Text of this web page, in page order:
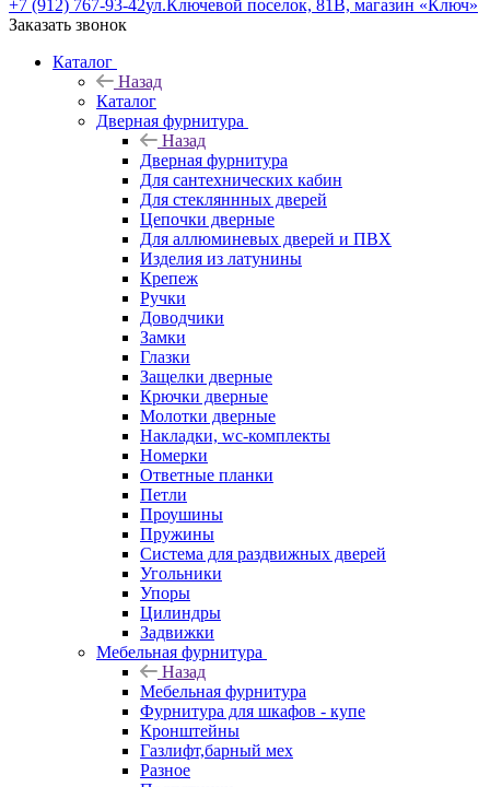
+7 (912) 767-93-42ул.Ключевой поселок, 81В, магазин «Ключ»
Заказать звонок
Каталог
Назад
Каталог
Дверная фурнитура
Назад
Дверная фурнитура
Для сантехнических кабин
Для стекляннных дверей
Цепочки дверные
Для аллюминевых дверей и ПВХ
Изделия из латунины
Крепеж
Ручки
Доводчики
Замки
Глазки
Защелки дверные
Крючки дверные
Молотки дверные
Накладки, wc-комплекты
Номерки
Ответные планки
Петли
Проушины
Пружины
Система для раздвижных дверей
Угольники
Упоры
Цилиндры
Задвижки
Мебельная фурнитура
Назад
Мебельная фурнитура
Фурнитура для шкафов - купе
Кронштейны
Газлифт,барный мех
Разное